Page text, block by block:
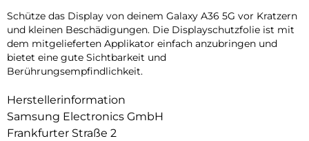
Schütze das Display von deinem Galaxy A36 5G vor Kratzern
und kleinen Beschädigungen. Die Displayschutzfolie ist mit
dem mitgelieferten Applikator einfach anzubringen und
bietet eine gute Sichtbarkeit und
Berührungsempfindlichkeit.
Herstellerinformation
Samsung Electronics GmbH
Frankfurter Straße 2